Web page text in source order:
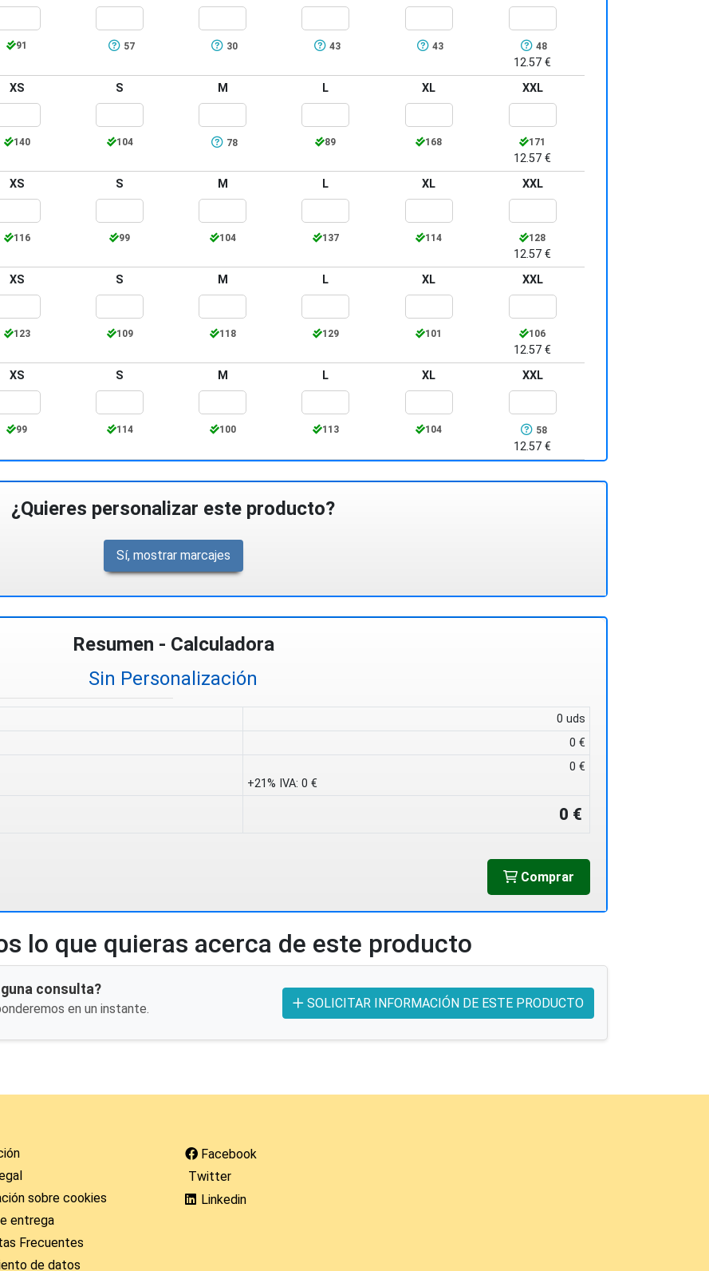
91 57 30 43 43 48
12.57 €
XS
140
S
104
M
78
L
89
XL
168
XXL
171
12.57 €
XS
116
S
99
M
104
L
137
XL
114
XXL
128
12.57 €
XS
123
S
109
M
118
L
129
XL
101
XXL
106
12.57 €
XS
99
S
114
M
100
L
113
XL
104
XXL
58
12.57 €
¿Quieres personalizar este producto?
Sí, mostrar marcajes
Resumen - Calculadora
Sin Personalización
0 uds
0 €
0 €
+21% IVA: 0 €
0 €
Comprar
lo que quieras acerca de este producto
consulta?
en un instante. SOLICITAR INFORMACIÓN DE ESTE PRODUCTO
sobre cookies
entrega
Frecuentes
de datos
Facebook
Twitter
Linkedin